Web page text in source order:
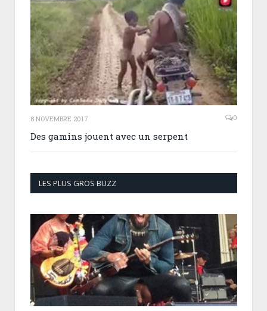
8 NOVEMBRE 2017 0
Des gamins jouent avec un serpent
LES PLUS GROS BUZZ